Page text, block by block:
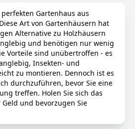
Anzeigen
Plastikdachrinnen aus
UV-beständig und
Sie sich auf unsere langlebige
für besten Schutz.
Stecksystem macht die
extrem einfach. Setzen
zusammen und
dem passenden Spezialkleber.
erhalten exakt eine Kastenrinne
Beachten Sie, dass Sie für die
Zubehör wie
separat benötigen.
Gartenhaus aus
Art von Gartenhäusern hat
Alternative zu Holzhäusern
und benötigen nur wenig
Vorteile sind unübertroffen - es
Insekten- und
zu montieren. Dennoch ist es
durchzuführen, bevor Sie eine
treffen. Holen Sie sich das
und bevorzugen Sie